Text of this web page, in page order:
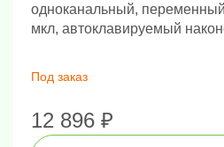
одноканальный,
мкл, автоклавируемый
Под заказ
12 896 ₽